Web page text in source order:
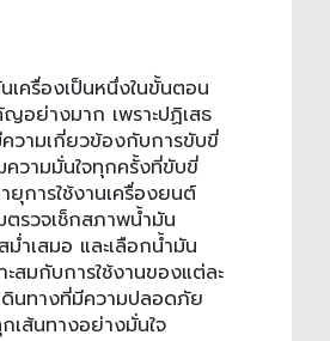
เครื่องเป็นหนึ่งในขั้นตอน
อย่างมาก เพราะปฏิเสธ
ความเกี่ยวข้องกับการขับขี่
วามมั่นใจทุกครั้งที่ขับขี่
ยุการใช้งานเครื่องยนต์
รวจเช็กสภาพน้ำมัน
ม่ำเสมอ และเลือกน้ำมัน
ะสมกับการใช้งานของแต่ละ
ดินทางที่มีความปลอดภัย
เส้นทางอย่างมั่นใจ